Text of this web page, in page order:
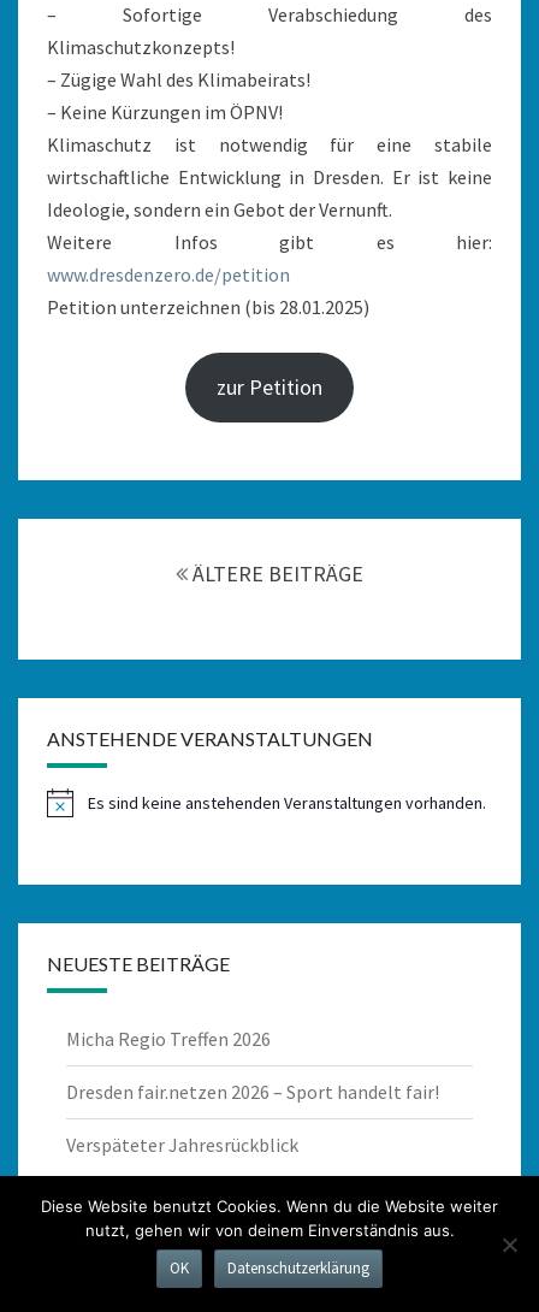
– Sofortige Verabschiedung des
Klimaschutzkonzepts!
– Zügige Wahl des Klimabeirats!
– Keine Kürzungen im ÖPNV!
Klimaschutz ist notwendig für eine stabile
wirtschaftliche Entwicklung in Dresden. Er ist keine
Ideologie, sondern ein Gebot der Vernunft.
Weitere Infos gibt es hier:
www.dresdenzero.de/petition
Petition unterzeichnen (bis 28.01.2025)
zur Petition
ÄLTERE BEITRÄGE
ANSTEHENDE VERANSTALTUNGEN
HinweisEs sind keine anstehenden Veranstaltungen vorhanden.
NEUESTE BEITRÄGE
Micha Regio Treffen 2026
Dresden fair.netzen 2026 – Sport handelt fair!
Verspäteter Jahresrückblick
Diese Website benutzt Cookies. Wenn du die Website weiter
nutzt, gehen wir von deinem Einverständnis aus.
OK Datenschutzerklärung